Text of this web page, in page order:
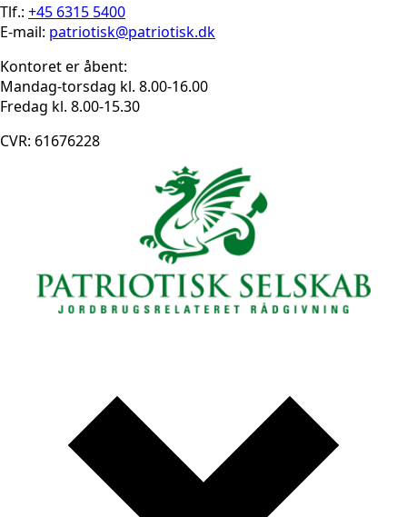
Tlf.: +45 6315 5400
E-mail: patriotisk@patriotisk.dk
Kontoret er åbent:
Mandag-torsdag kl. 8.00-16.00
Fredag kl. 8.00-15.30
CVR: 61676228